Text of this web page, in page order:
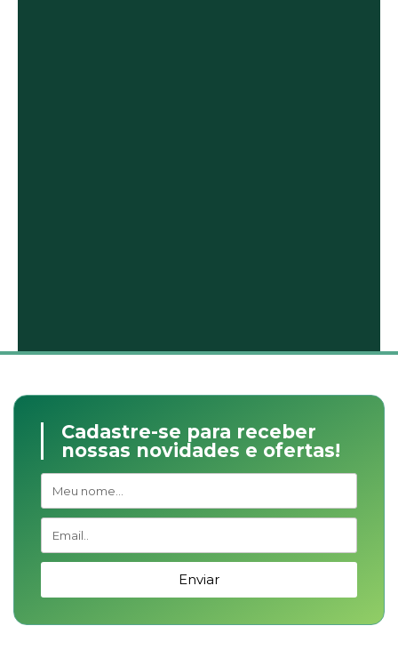
Cadastre-se para receber
nossas novidades e ofertas!
Enviar